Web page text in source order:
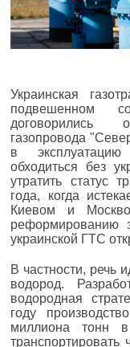
Украинская
подвешенном
договорились
газопровода
в
обходиться без
утратить статус
года, когда
Киевом и
реформированию
украинской ГТС
В частности, речь
водород.
водородная
году
миллиона тонн
транспортировать